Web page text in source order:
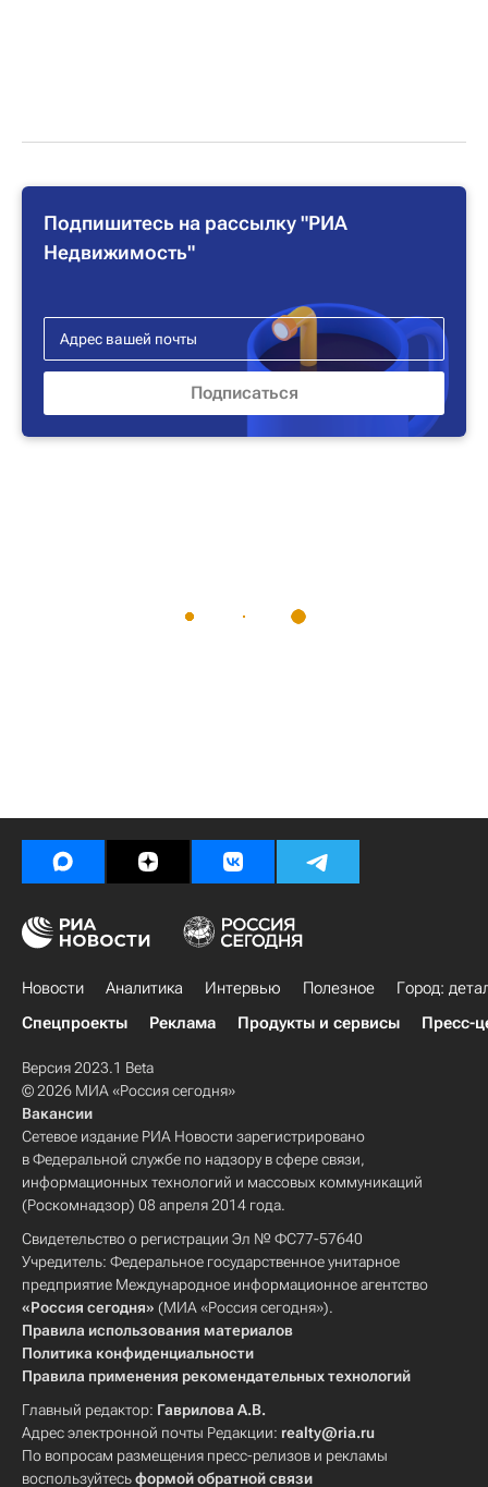
Подпишитесь на рассылку "РИА
Недвижимость"
Новости Аналитика Интервью Полезное
Город:
Спецпроекты
Реклама Продукты и сервисы Пресс-
Версия 2023.1 Beta
© 2026 МИА «Россия сегодня»
Вакансии
Сетевое издание РИА Новости зарегистрировано
в Федеральной службе по надзору в сфере связи,
информационных технологий и массовых коммуникаций
(Роскомнадзор) 08 апреля 2014 года.
Свидетельство о регистрации Эл № ФС77-57640
Учредитель: Федеральное государственное унитарное
предприятие Международное информационное агентство
«Россия сегодня» (МИА «Россия сегодня»).
Правила использования материалов
Политика конфиденциальности
Правила применения рекомендательных технологий
Главный редактор: Гаврилова А.В.
Адрес электронной почты Редакции: realty@ria.ru
По вопросам размещения пресс-релизов и рекламы
воспользуйтесьформой обратной связи